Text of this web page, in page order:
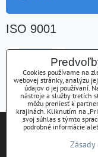
ISO 9001
ATSK s.r.o. získala
Cookies používame na
webovej stránky, analýzu
údajov o jej používaní.
nástroje a služby tretích
môžu preniesť k
krajinách. Kliknutím na
svoj súhlas s týmto
podrobné informácie
Tieto internetové
Bližšie informácie o
ako je možné zabrániť